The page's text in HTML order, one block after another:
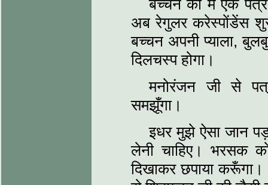
बच्‍चन को मैं एक
अब रेगुलर करेस्‍पोंडेंस
बच्‍चन अपनी प्‍याला,
दिलचस्‍प होगा।
मनोरंजन जी से
समझूँगा।
इधर मुझे ऐसा जान
लेनी चाहिए। भरसक
दिखाकर छपाया